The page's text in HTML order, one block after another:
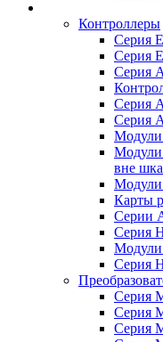
Контроллеры
Серия
Серия
Серия
Серия
Серия
Модули
Модули
вне
Модули
Карты
Серии
Серия
Серия
Серия
Серия
Серия